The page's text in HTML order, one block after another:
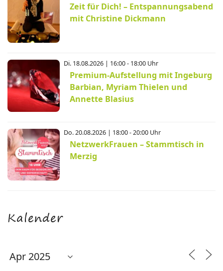
Zeit für Dich! – Entspannungsabend
mit Christine Dickmann
Di. 18.08.2026 | 16:00 - 18:00 Uhr
Premium-Aufstellung mit Ingeburg
Barbian, Myriam Thielen und
Annette Blasius
Do. 20.08.2026 | 18:00 - 20:00 Uhr
NetzwerkFrauen – Stammtisch in
Merzig
Kalender